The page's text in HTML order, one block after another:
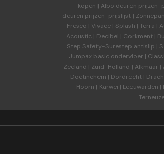
kopen | Albo deuren prijzen-
deuren prijzen-prijslijst |
Fresco | Vivace | Splash | Terra |
Acoustic | Decibel | Corkment|
Step Safety-Surestep antislip |
Jumpax basic ondervloer |
Zeeland | Zuid-Holland | Alkmaar |
Doetinchem | Dordrecht|
Hoorn | Karwei | Leeuwarden |